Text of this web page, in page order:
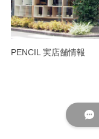
PENCIL 実店舗情報